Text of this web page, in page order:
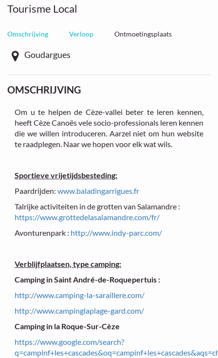
Tourisme Local
Omschrijving Verloop Ontmoetingsplaats
Goudargues
OMSCHRIJVING
Om u te helpen de Cèze-vallei beter te leren kennen,
heeft Cèze Canoës vele socio-professionals leren kennen
die we willen introduceren. Aarzel niet om hun website
te raadplegen. Naar we hopen voor elk wat wils.
Sportieve vrijetijdsbesteding:
Paardrijden: www.baladingarrigues.fr
Talrijke activiteiten in de grotten van Salamandre :
https://www.grottedelasalamandre.com/fr/
Avonturenpark : http://www.indy-parc.com/
Verblijfplaatsen, type camping:
Camping in Saint André-de-Roquepertuis :
http://www.camping-la-saraillere.com/
http://www.campinglaplage-gard.com/
Camping in la Roque-Sur-Cèze
https://www.google.com/search?